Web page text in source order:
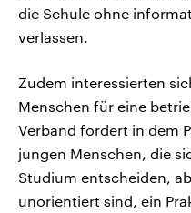
die Schule ohne
verlassen.
Zudem interessierten
Menschen für eine
Verband fordert in dem
jungen Menschen, die
Studium entscheiden,
unorientiert sind, ein